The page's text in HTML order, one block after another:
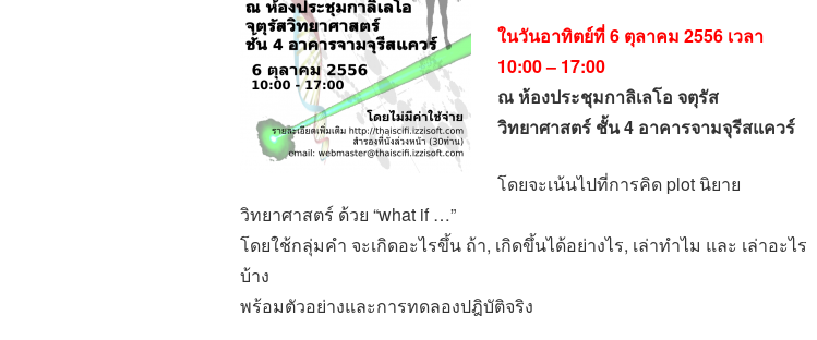
ในวันอาทิตย์ที่ 6 ตุลาคม 2556 เวลา
10:00 – 17:00
ณ ห้องประชุมกาลิเลโอ จตุรัส
วิทยาศาสตร์ ชั้น 4 อาคารจามจุรีสแควร์
โดยจะเน้นไปที่การคิด plot นิยาย
วิทยาศาสตร์ ด้วย “what if …”
โดยใช้กลุ่มคำ จะเกิดอะไรขึ้น ถ้า, เกิดขึ้นได้อย่างไร, เล่าทำไม และ เล่าอะไร
บ้าง
พร้อมตัวอย่างและการทดลองปฎิบัติจริง